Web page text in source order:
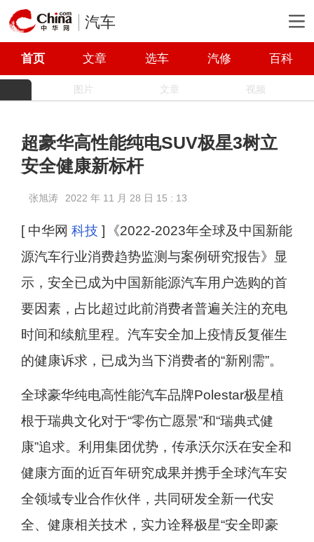
汽车
首页 文章 选车 汽修 百科
图片 文章 视频
超豪华高性能纯电SUV极星3树立
安全健康新标杆
张旭涛 2022 年 11 月 28 日 15 : 13
[ 中华网 科技 ]
《2022-2023年全球及中国新能
源汽车行业消费趋势监测与案例研究报告》显
示，安全已成为中国新能源汽车用户选购的首
要因素，占比超过此前消费者普遍关注的充电
时间和续航里程。汽车安全加上疫情反复催生
的健康诉求，已成为当下消费者的“新刚需”。
全球豪华纯电高性能汽车品牌Polestar极星植
根于瑞典文化对于“零伤亡愿景”和“瑞典式健
康”追求。利用集团优势，传承沃尔沃在安全和
健康方面的近百年研究成果并携手全球汽车安
全领域专业合作伙伴，共同研发全新一代安
全、健康相关技术，实力诠释极星“安全即豪